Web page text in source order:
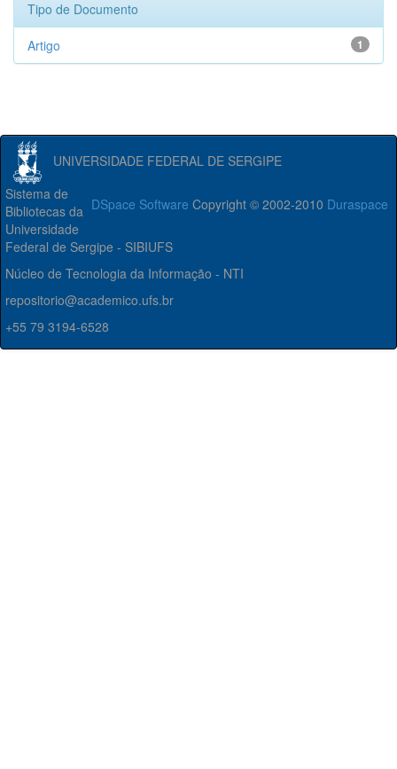
Tipo de Documento
1
Artigo
UNIVERSIDADE FEDERAL DE SERGIPE
DSpace Software Copyright © 2002-2010 Duraspace
Sistema de
Bibliotecas da
Universidade
Federal de Sergipe - SIBIUFS
Núcleo de Tecnologia da Informação - NTI
repositorio@academico.ufs.br
+55 79 3194-6528